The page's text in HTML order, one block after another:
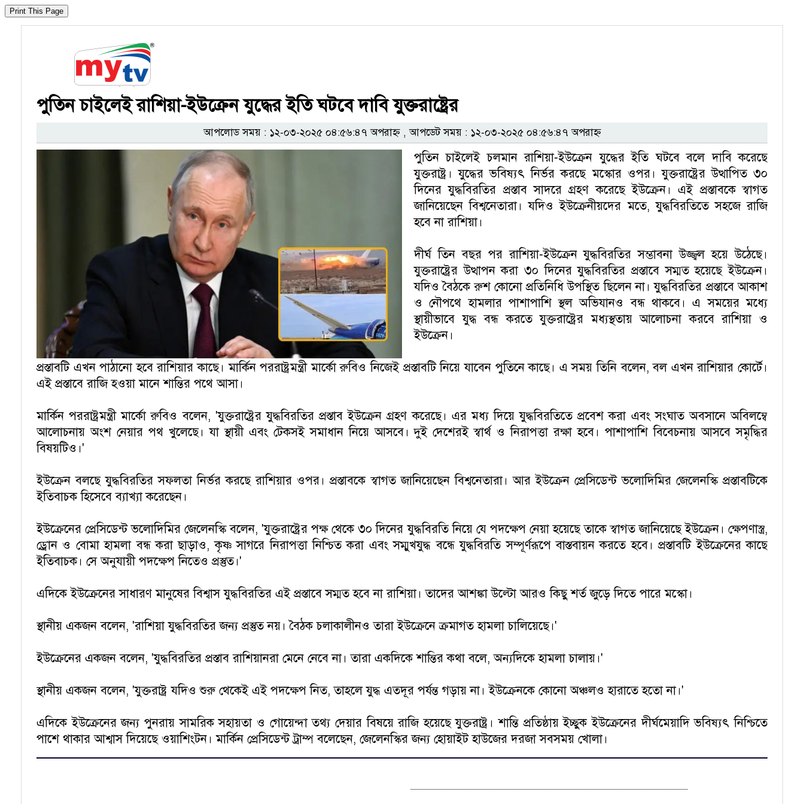
পুতিন চাইলেই রাশিয়া-ইউক্রেন যুদ্ধের ইতি ঘটবে দাবি যুক্তরাষ্ট্রের
আপলোড সময় : ১২-০৩-২০২৫ ০৪:৫৬:৪৭ অপরাহ্ন , আপডেট সময় : ১২-০৩-২০২৫ ০৪:৫৬:৪৭ অপরাহ্ন
পুতিন চাইলেই চলমান রাশিয়া-ইউক্রেন যুদ্ধের ইতি ঘটবে বলে দাবি করেছে
যুক্তরাষ্ট্র। যুদ্ধের ভবিষ্যৎ নির্ভর করছে মস্কোর ওপর। যুক্তরাষ্ট্রের উত্থাপিত ৩০
দিনের যুদ্ধবিরতির প্রস্তাব সাদরে গ্রহণ করেছে ইউক্রেন। এই প্রস্তাবকে স্বাগত
জানিয়েছেন বিশ্বনেতারা। যদিও ইউক্রেনীয়দের মতে, যুদ্ধবিরতিতে সহজে রাজি
হবে না রাশিয়া।
দীর্ঘ তিন বছর পর রাশিয়া-ইউক্রেন যুদ্ধবিরতির সম্ভাবনা উজ্জ্বল হয়ে উঠেছে।
যুক্তরাষ্ট্রের উত্থাপন করা ৩০ দিনের যুদ্ধবিরতির প্রস্তাবে সম্মত হয়েছে ইউক্রেন।
যদিও বৈঠকে রুশ কোনো প্রতিনিধি উপস্থিত ছিলেন না। যুদ্ধবিরতির প্রস্তাবে আকাশ
ও নৌপথে হামলার পাশাপাশি স্থল অভিযানও বন্ধ থাকবে। এ সময়ের মধ্যে
স্থায়ীভাবে যুদ্ধ বন্ধ করতে যুক্তরাষ্ট্রের মধ্যস্থতায় আলোচনা করবে রাশিয়া ও
ইউক্রেন।
প্রস্তাবটি এখন পাঠানো হবে রাশিয়ার কাছে। মার্কিন পররাষ্ট্রমন্ত্রী মার্কো রুবিও নিজেই প্রস্তাবটি নিয়ে যাবেন পুতিনে কাছে। এ সময় তিনি বলেন, বল এখন রাশিয়ার কোর্টে।
এই প্রস্তাবে রাজি হওয়া মানে শান্তির পথে আসা।
মার্কিন পররাষ্ট্রমন্ত্রী মার্কো রুবিও বলেন, 'যুক্তরাষ্ট্রের যুদ্ধবিরতির প্রস্তাব ইউক্রেন গ্রহণ করেছে। এর মধ্য দিয়ে যুদ্ধবিরতিতে প্রবেশ করা এবং সংঘাত অবসানে অবিলম্বে
আলোচনায় অংশ নেয়ার পথ খুলেছে। যা স্থায়ী এবং টেকসই সমাধান নিয়ে আসবে। দুই দেশেরই স্বার্থ ও নিরাপত্তা রক্ষা হবে। পাশাপাশি বিবেচনায় আসবে সমৃদ্ধির
বিষয়টিও।'
ইউক্রেন বলছে যুদ্ধবিরতির সফলতা নির্ভর করছে রাশিয়ার ওপর। প্রস্তাবকে স্বাগত জানিয়েছেন বিশ্বনেতারা। আর ইউক্রেন প্রেসিডেন্ট ভলোদিমির জেলেনস্কি প্রস্তাবটিকে
ইতিবাচক হিসেবে ব্যাখ্যা করেছেন।
ইউক্রেনের প্রেসিডেন্ট ভলোদিমির জেলেনস্কি বলেন, 'যুক্তরাষ্ট্রের পক্ষ থেকে ৩০ দিনের যুদ্ধবিরতি নিয়ে যে পদক্ষেপ নেয়া হয়েছে তাকে স্বাগত জানিয়েছে ইউক্রেন। ক্ষেপণাস্ত্র,
ড্রোন ও বোমা হামলা বন্ধ করা ছাড়াও, কৃষ্ণ সাগরে নিরাপত্তা নিশ্চিত করা এবং সম্মুখযুদ্ধ বন্ধে যুদ্ধবিরতি সম্পূর্ণরূপে বাস্তবায়ন করতে হবে। প্রস্তাবটি ইউক্রেনের কাছে
ইতিবাচক। সে অনুযায়ী পদক্ষেপ নিতেও প্রস্তুত।'
এদিকে ইউক্রেনের সাধারণ মানুষের বিশ্বাস যুদ্ধবিরতির এই প্রস্তাবে সম্মত হবে না রাশিয়া। তাদের আশঙ্কা উল্টো আরও কিছু শর্ত জুড়ে দিতে পারে মস্কো।
স্থানীয় একজন বলেন, 'রাশিয়া যুদ্ধবিরতির জন্য প্রস্তুত নয়। বৈঠক চলাকালীনও তারা ইউক্রেনে ক্রমাগত হামলা চালিয়েছে।'
ইউক্রেনের একজন বলেন, 'যুদ্ধবিরতির প্রস্তাব রাশিয়ানরা মেনে নেবে না। তারা একদিকে শান্তির কথা বলে, অন্যদিকে হামলা চালায়।'
স্থানীয় একজন বলেন, 'যুক্তরাষ্ট্র যদিও শুরু থেকেই এই পদক্ষেপ নিত, তাহলে যুদ্ধ এতদূর পর্যন্ত গড়ায় না। ইউক্রেনকে কোনো অঞ্চলও হারাতে হতো না।'
এদিকে ইউক্রেনের জন্য পুনরায় সামরিক সহায়তা ও গোয়েন্দা তথ্য দেয়ার বিষয়ে রাজি হয়েছে যুক্তরাষ্ট্র। শান্তি প্রতিষ্ঠায় ইচ্ছুক ইউক্রেনের দীর্ঘমেয়াদি ভবিষ্যৎ নিশ্চিতে
পাশে থাকার আশ্বাস দিয়েছে ওয়াশিংটন। মার্কিন প্রেসিডেন্ট ট্রাম্প বলেছেন, জেলেনস্কির জন্য হোয়াইট হাউজের দরজা সবসময় খোলা।